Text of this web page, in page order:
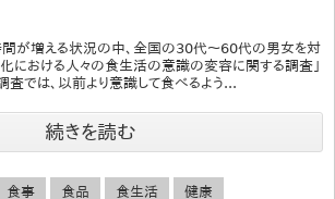
間が増える状況の中、全国の30代～60代の男女を対
における人々の食生活の意識の変容に関する調査」
査では、以前より意識して食べるよう...
続きを読む
食事 食品 食生活 健康